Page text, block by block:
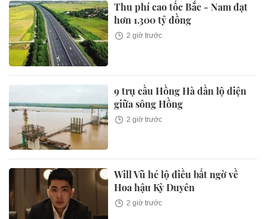
Thu phí cao tốc Bắc - Nam đạt
hơn 1.300 tỷ đồng
2 giờ trước
9 trụ cầu Hồng Hà dần lộ diện
giữa sông Hồng
2 giờ trước
Will Vũ hé lộ điều bất ngờ về
Hoa hậu Kỳ Duyên
2 giờ trước